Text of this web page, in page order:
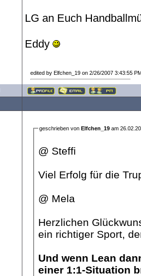
LG an Euch
Eddy
edited by Elfchen_19 on 2/26/2007 3:43:55
geschrieben vonElfchen_19 am
@ Steffi
Viel Erfolg für die
@ Mela
Herzlichen
ein richtiger Sport,
Und wenn Lean
einer 1:1-Situation